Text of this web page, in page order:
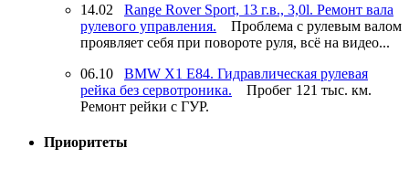
14.02
Range Rover Sport, 13 г.в., 3,0l. Ремонт вала
рулевого управления. Проблема с рулевым валом
проявляет себя при повороте руля, всё на видео...
06.10
BMW X1 E84. Гидравлическая рулевая
рейка без сервотроника. Пробег 121 тыс. км.
Ремонт рейки с ГУР.
Приоритеты